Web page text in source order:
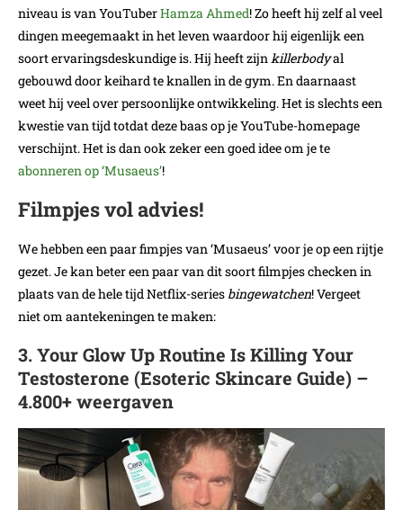
niveau is van YouTuberHamza Ahmed! Zo heeft hij zelf al veel
dingen meegemaakt in het leven waardoor hij eigenlijk een
soort ervaringsdeskundige is. Hij heeft zijnkillerbodyal
gebouwd door keihard te knallen in de gym. En daarnaast
weet hij veel over persoonlijke ontwikkeling. Het is slechts een
kwestie van tijd totdat deze baas op je YouTube-homepage
verschijnt. Het is dan ook zeker een goed idee om je te
abonneren op ‘Musaeus’!
Filmpjes vol advies!
We hebben een paar fimpjes van ‘Musaeus’ voor je op een rijtje
gezet. Je kan beter een paar van dit soort filmpjes checken in
plaats van de hele tijd Netflix-series bingewatchen! Vergeet
niet om aantekeningen te maken:
3. Your Glow Up Routine Is Killing Your
Testosterone (Esoteric Skincare Guide) –
4.800+ weergaven